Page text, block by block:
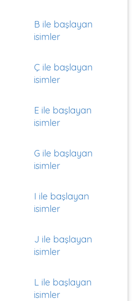
B ile başlayan
isimler
Ç ile başlayan
isimler
E ile başlayan
isimler
G ile başlayan
isimler
I ile başlayan
isimler
J ile başlayan
isimler
L ile başlayan
isimler